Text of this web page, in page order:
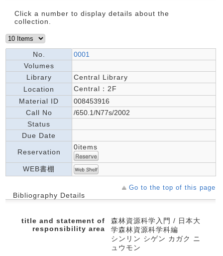
Click a number to display details about the
collection.
No.
0001
Volumes
Library
Central Library
Location
Central：2F
Material ID
008453916
Call No
/650.1/N77s/2002
Status
Due Date
Reservation
0items
WEB書棚
Go to the top of this page
Bibliography Details
title and statement of
responsibility area
森林資源科学入門 / 日本大
学森林資源科学科編
シンリン シゲン カガク ニ
ュウモン